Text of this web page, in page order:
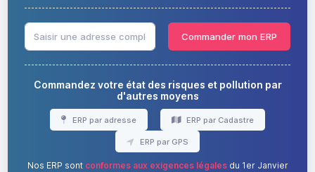
Commander mon ERP
Commandez votre état des risques et pollution par
d'autres moyens
ERP par adresse ERP par Cadastre
ERP par GPS
Nos ERP sont conformes aux exigences légalesdu 1er Janvier